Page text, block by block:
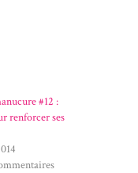
#12 :
renforcer ses